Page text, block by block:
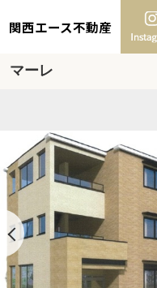
関西エース不動産
マーレ